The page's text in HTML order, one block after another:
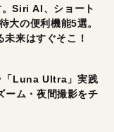
Siri AI、ショート
大の便利機能5選。
来はすぐそこ！
「Luna Ultra」実践
ーム・夜間撮影をチ